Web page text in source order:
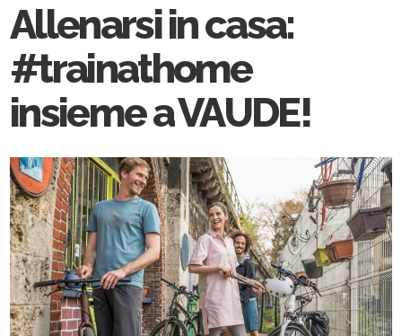
Allenarsi in casa:
#trainathome
insieme a VAUDE!